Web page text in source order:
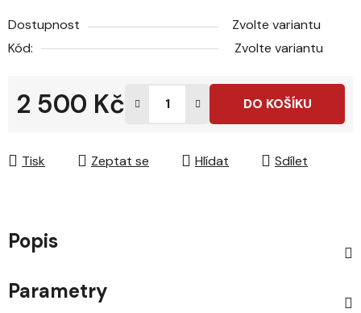
Dostupnost
Zvolte variantu
Kód:
Zvolte variantu
2 500 Kč DO KOŠÍKU
Tisk Zeptat se Hlídat Sdílet
Popis
Parametry